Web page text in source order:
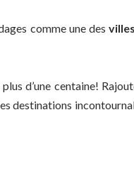
comme une des
d’une centaine!
destinations